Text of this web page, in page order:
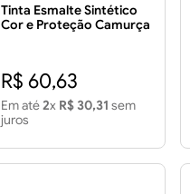
Tinta Esmalte Sintético
Cor e Proteção Camurça
R$ 60,63
Em até2x R$ 30,31 sem
juros